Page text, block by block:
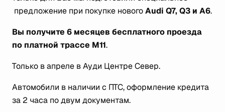
предложение при покупке новогоAudi Q7, Q3 и A6.
Вы получите 6 месяцев бесплатного проезда
по платной трассе М11.
Только в апреле в Ауди Центре Север.
Автомобили в наличии с ПТС, оформление кредита
за 2 часа по двум документам.